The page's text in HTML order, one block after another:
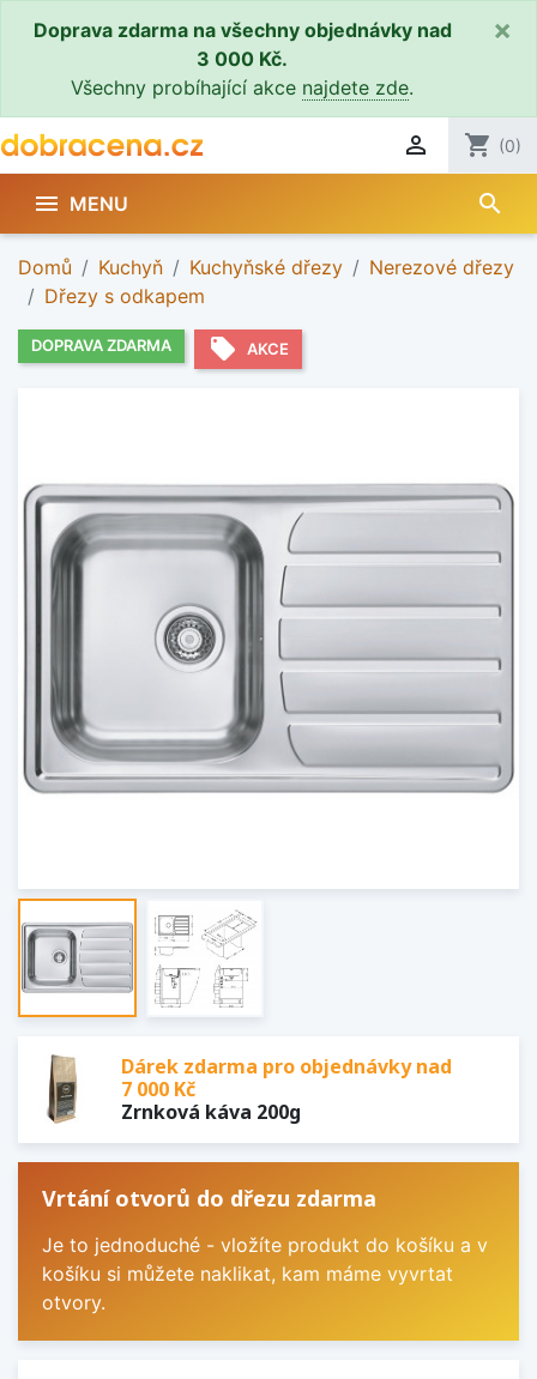
Doprava zdarma na všechny objednávky nad
3 000 Kč.
Všechny probíhající akce najdete zde.
×
 shopping_cart (0)
 MENU search
Domů Kuchyň Kuchyňské dřezy
Nerezové dřezy
Dřezy s odkapem
DOPRAVA ZDARMA local_offer AKCE
Dárek zdarma pro objednávky nad
7 000 Kč
Zrnková káva 200g
Vrtání otvorů do dřezu zdarma
Je to jednoduché - vložíte produkt do košíku a v
košíku si můžete naklikat, kam máme vyvrtat
otvory.